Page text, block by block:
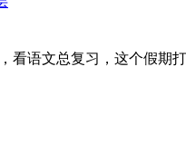
语文总复习，这个假期